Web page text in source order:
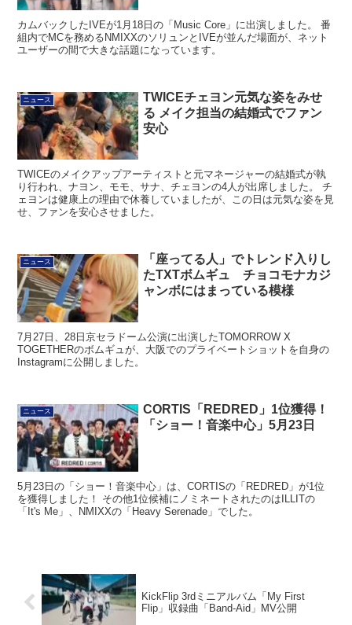
カムバックしたIVEが1月18日の「Music Core」に出演しました。 番
組内でMCを務めるNMIXXのソリュンとIVEが並んだ場面が、ネット
ユーザーの間で大きな話題になっています。
ニュース
TWICEチェヨン元気な姿をみせ
る メイク担当の結婚式でファン
安心
TWICEのメイクアップアーティストと元マネージャーの結婚式が執
り行われ、ナヨン、モモ、サナ、チェヨンの4人が出席しました。 チ
ェヨンは健康上の理由で休養していましたが、この日は元気な姿を見
せ、ファンを安心させました。
ニュース
「座ってる人」でトレンド入りし
たTXTボムギュ チョコモナカジ
ャンボにはまっている模様
7月27日、28日京セラドーム公演に出演したTOMORROW X
TOGETHERのボムギュが、大阪でのプライベートショットを自身の
Instagramに公開しました。
ニュース
CORTIS「REDRED」1位獲得！
「ショー！音楽中心」5月23日
5月23日の「ショー！音楽中心」は、CORTISの「REDRED」が1位
を獲得しました！ その他1位候補にノミネートされたのはILLITの
「It's Me」、NMIXXの「Heavy Serenade」でした。
KickFlip 3rdミニアルバム「My First
Flip」収録曲「Band-Aid」MV公開